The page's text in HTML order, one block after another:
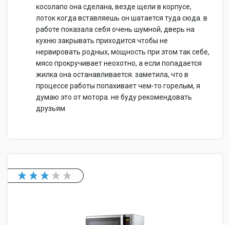
косолапо она сделана, везде щели в корпусе,
лоток когда вставляешь он шатается туда сюда. в
работе показала себя очень шумной, дверь на
кухню закрывать приходится чтобы не
нервировать родных, мощность при этом так себе,
мясо прокручивает неохотно, а если попадается
жилка она останавливается. заметила, что в
процессе работы попахивает чем-то горелым, я
думаю это от мотора. не буду рекомендовать
друзьям